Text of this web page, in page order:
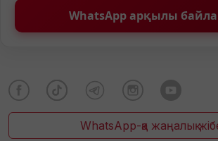
WhatsApp арқылы
WhatsApp-қа жаңалық